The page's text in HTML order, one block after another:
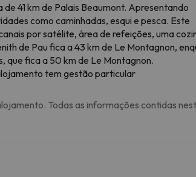
41 km de Palais Beaumont. Apresentando
como caminhadas, esqui e pesca. Este
por satélite, área de refeições, uma
de Pau fica a 43 km de Le Montagnon,
que fica a 50 km de Le Montagnon.
tem gestão particular
Todas as informações contidas